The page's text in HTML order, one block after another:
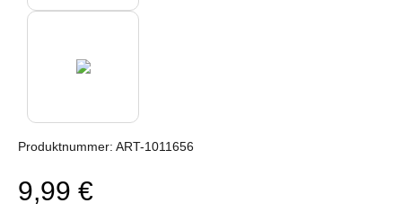
Produktnummer: ART-1011656
9,99 €